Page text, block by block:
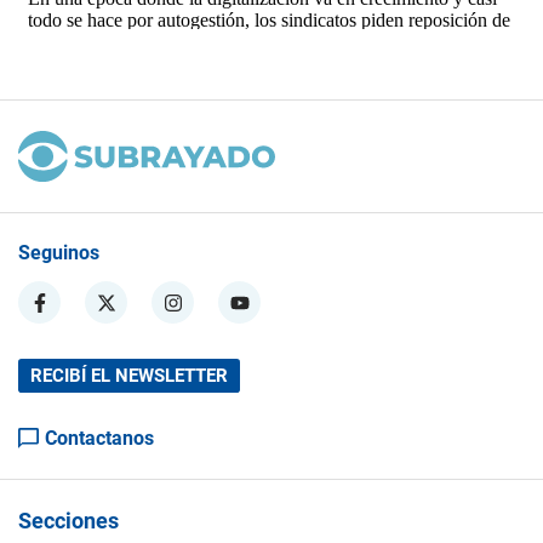
Seguinos
RECIBÍ EL NEWSLETTER
Contactanos
Secciones